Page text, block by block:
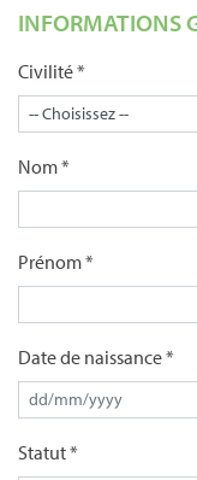
INFORMATIONS
Civilité *
Nom *
Prénom *
Date de naissance *
Statut *